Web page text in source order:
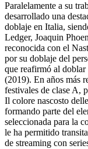
Paralelamente a su
desarrollado una
doblaje en Italia,
Ledger, Joaquin
reconocida con el
por su doblaje del
que reafirmó al doblar
(2019). En años más
festivales de clase A,
Il colore nascosto
formando parte del
seleccionada para la
le ha permitido
de streaming con